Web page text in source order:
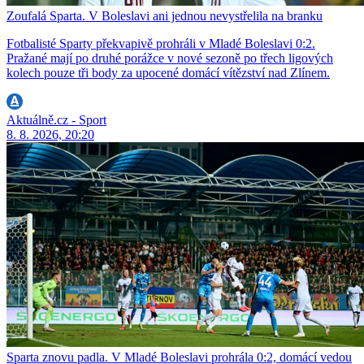
Zoufalá Sparta. V Boleslavi ani jednou nevystřelila na branku
Fotbalisté Sparty překvapivě prohráli v Mladé Boleslavi 0:2.
Pražané mají po druhé porážce v nové sezoně po třech ligových
kolech pouze tři body za upocené domácí vítězství nad Zlínem.
Aktuálně.cz - Sport
8. 8. 2026, 20:20
Sparta znovu padla. V Mladé Boleslavi prohrála 0:2, domácí vedou